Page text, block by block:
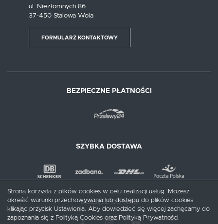
ul. Niezłomnych 86
37-450 Stalowa Wola
FORMULARZ KONTAKTOWY
BEZPIECZNE PŁATNOŚCI
SZYBKA DOSTAWA
DOŁĄCZ DO NAS
Strona korzysta z plików cookies w celu realizacji usług. Możesz
określić warunki przechowywania lub dostępu do plików cookies
klikając przycisk Ustawienia. Aby dowiedzieć się więcej zachęcamy do
zapoznania się z Polityką Cookies oraz Polityką Prywatności.